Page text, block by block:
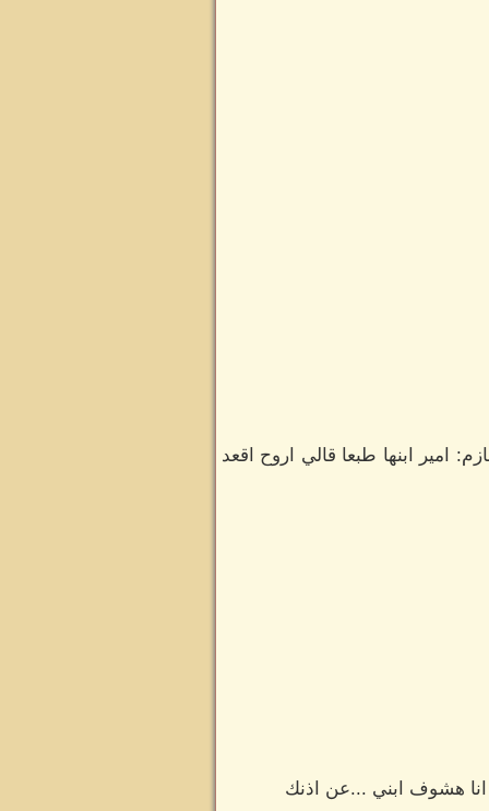
امير ابنها طبعا قالي اروح اقعد
هشوف ابني ...عن اذنك